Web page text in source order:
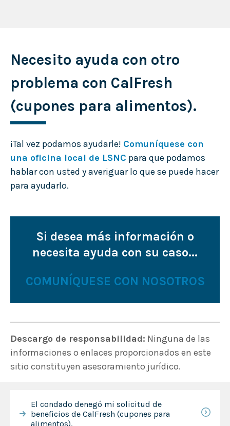
Necesito ayuda con otro
problema con CalFresh
(cupones para alimentos).
¡Tal vez podamos ayudarle! Comuníquese con
una oficina local de LSNC para que podamos
hablar con usted y averiguar lo que se puede hacer
para ayudarlo.
Si desea más información o
necesita ayuda con su caso...
COMUNÍQUESE CON NOSOTROS
Descargo de responsabilidad: Ninguna de las
informaciones o enlaces proporcionados en este
sitio constituyen asesoramiento jurídico.
El condado denegó mi solicitud de
beneficios de CalFresh (cupones para
alimentos).